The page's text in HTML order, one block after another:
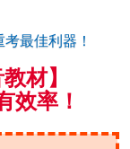
最佳利器！
材】
效率！